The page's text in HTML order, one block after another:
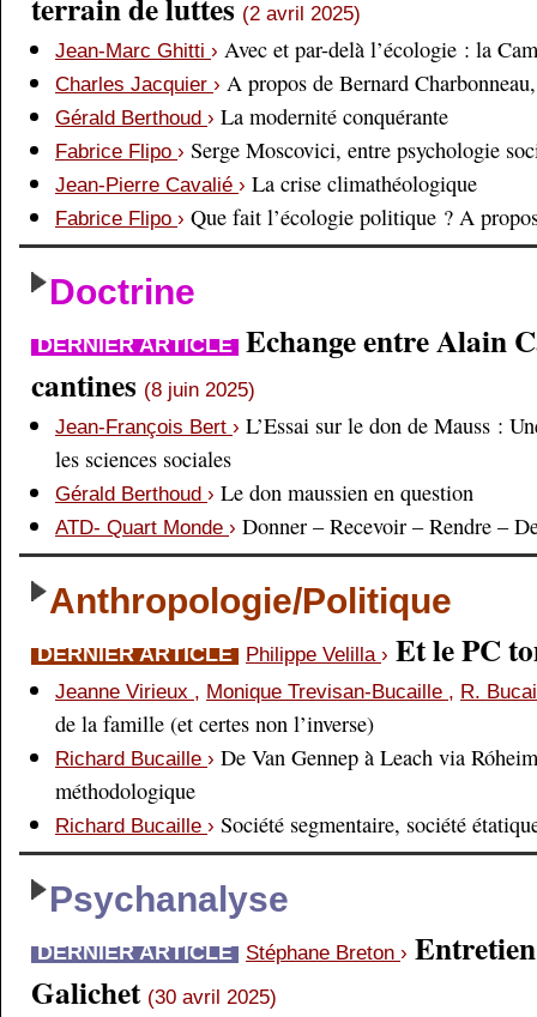
terrain de luttes (2 avril 2025)
Jean-Marc Ghitti › Avec et par-delà l’écologie : la
Charles Jacquier › A propos de Bernard
Gérald Berthoud › La modernité conquérante
Fabrice Flipo › Serge Moscovici, entre psychologie
Jean-Pierre Cavalié › La crise climathéologique
Fabrice Flipo › Que fait l’écologie politique ? A
Doctrine
DERNIER ARTICLE Echange entre Alain
cantines (8 juin 2025)
Jean-François Bert › L’Essai sur le don de Mauss :
les sciences sociales
Gérald Berthoud › Le don maussien en question
ATD- Quart Monde › Donner – Recevoir – Rendre –
Anthropologie/Politique
DERNIER ARTICLE Philippe Velilla › Et le PC
Jeanne Virieux , Monique Trevisan-Bucaille , R.
de la famille (et certes non l’inverse)
Richard Bucaille › De Van Gennep à Leach via
méthodologique
Richard Bucaille › Société segmentaire, société
Psychanalyse
DERNIER ARTICLE Stéphane Breton ›
Galichet (30 avril 2025)